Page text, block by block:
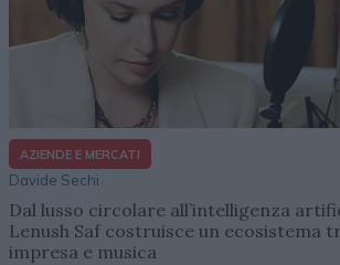
AZIENDE E MERCATI
Davide Sechi
Dal lusso circolare all’intelligenza
Lenush Saf costruisce un ecosistema
impresa e musica